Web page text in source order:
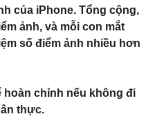
của iPhone. Tổng cộng,
ảnh, và mỗi con mắt
số điểm ảnh nhiều hơn
hoàn chỉnh nếu không đi
thực.